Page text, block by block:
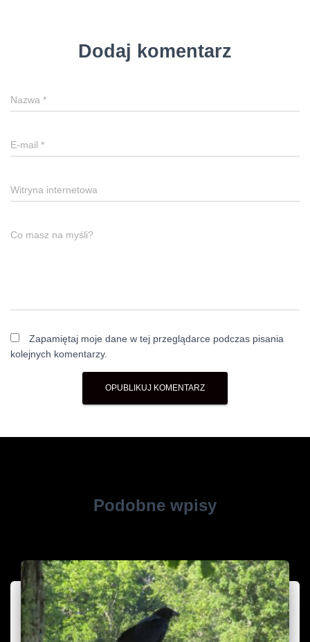
Dodaj komentarz
Nazwa *
E-mail *
Witryna internetowa
Co masz na myśli?
Zapamiętaj moje dane w tej przeglądarce podczas pisania
kolejnych komentarzy.
Podobne wpisy